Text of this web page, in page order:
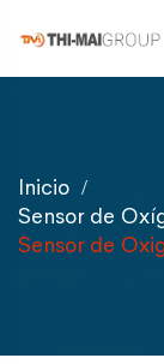
Inicio
Sensor de
Sensor de